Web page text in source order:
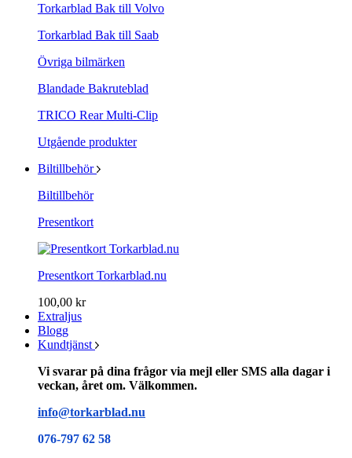
Torkarblad Bak till Volvo
Torkarblad Bak till Saab
Övriga bilmärken
Blandade Bakruteblad
TRICO Rear Multi-Clip
Utgående produkter
Biltillbehör
Biltillbehör
Presentkort
Presentkort Torkarblad.nu
100,00 kr
Extraljus
Blogg
Kundtjänst
Vi svarar på dina frågor via mejl eller SMS alla dagar i
veckan, året om. Välkommen.
info@torkarblad.nu
076-797 62 58